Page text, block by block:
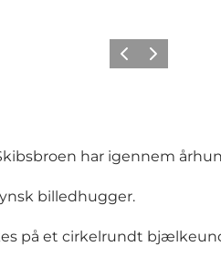
ForrigeNæste
har igennem
billedhugger.
på et cirkelrundt